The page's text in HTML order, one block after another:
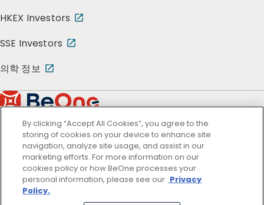
HKEX Investors
SSE Investors
의학 정보
이용약관
개인정보 처리방침
By clicking “Accept All Cookies”, you agree to the
storing of cookies on your device to enhance site
navigation, analyze site usage, and assist in our
marketing efforts. For more information on our
cookies policy or how BeOne processes your
personal information, please see our Privacy
Policy.